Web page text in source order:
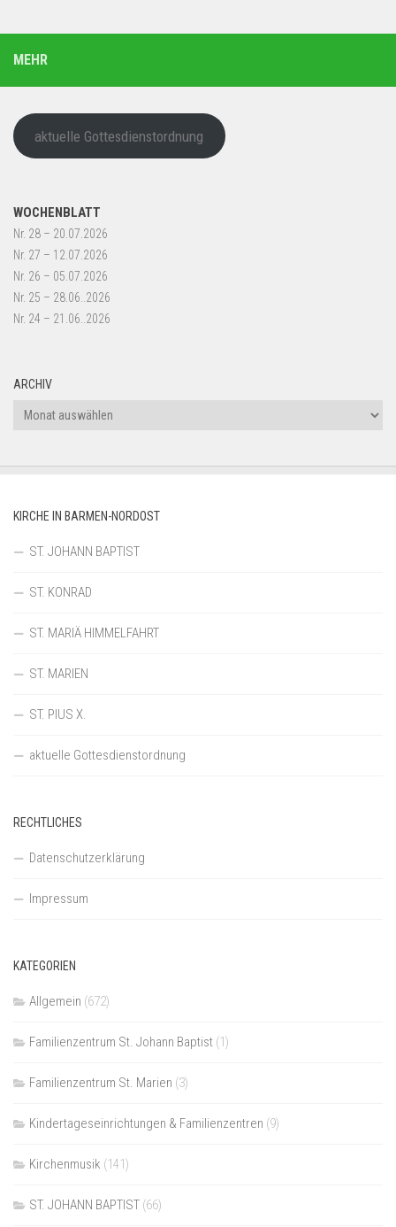
MEHR
aktuelle Gottesdienstordnung
WOCHENBLATT
Nr. 28 – 20.07.2026
Nr. 27 – 12.07.2026
Nr. 26 – 05.07.2026
Nr. 25 – 28.06..2026
Nr. 24 – 21.06..2026
ARCHIV
Archiv
KIRCHE IN BARMEN-NORDOST
ST. JOHANN BAPTIST
ST. KONRAD
ST. MARIÄ HIMMELFAHRT
ST. MARIEN
ST. PIUS X.
aktuelle Gottesdienstordnung
RECHTLICHES
Datenschutzerklärung
Impressum
KATEGORIEN
Allgemein (672)
Familienzentrum St. Johann Baptist (1)
Familienzentrum St. Marien (3)
Kindertageseinrichtungen & Familienzentren (9)
Kirchenmusik (141)
ST. JOHANN BAPTIST (66)